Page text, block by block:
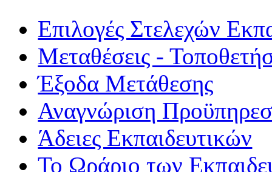
Επιλογές Στελεχών
Μεταθέσεις -
Έξοδα Μετάθεσης
Αναγνώριση
Άδειες Εκπαιδευτικών
Το Ωράριο των